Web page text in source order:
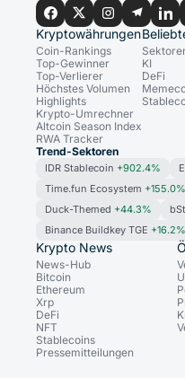
Kryptowährungen
Coin-Rankings
Top-Gewinner
Top-Verlierer
Höchstes Volumen
Highlights
Krypto-Umrechner
Altcoin Season Index
RWA Tracker
KI
DeFi
Trend-Sektoren
IDR Stablecoin +902.4%
Time.fun Ecosystem +155.0%
Duck-Themed +44.3%
Binance Buildkey TGE +16.2%
Krypto News
News-Hub
Bitcoin
Ethereum
Xrp
DeFi
NFT
Stablecoins
Pressemitteilungen